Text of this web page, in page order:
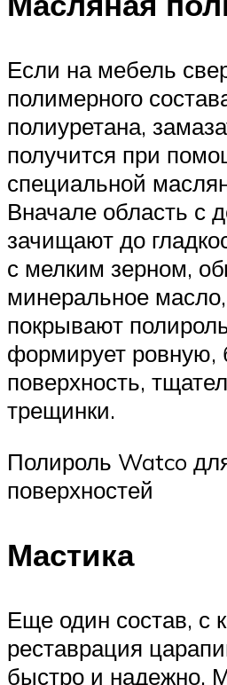
Если на мебель
полимерного
полиуретана,
получится при
специальной
Вначале область с
зачищают до
с мелким зерном,
минеральное
покрывают
формирует ровную,
поверхность,
трещинки.
Полироль Watco
поверхностей
Мастика
Еще один состав, с
реставрация
быстро и надежно.